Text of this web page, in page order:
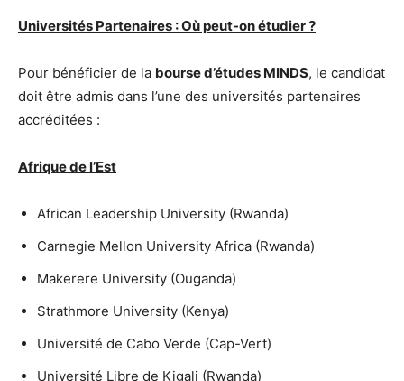
Universités Partenaires : Où peut-on étudier ?
Pour bénéficier de la bourse d’études MINDS, le candidat
doit être admis dans l’une des universités partenaires
accréditées :
Afrique de l’Est
African Leadership University (Rwanda)
Carnegie Mellon University Africa (Rwanda)
Makerere University (Ouganda)
Strathmore University (Kenya)
Université de Cabo Verde (Cap-Vert)
Université Libre de Kigali (Rwanda)